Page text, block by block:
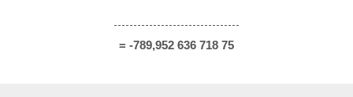
= -789,952 636 718 75